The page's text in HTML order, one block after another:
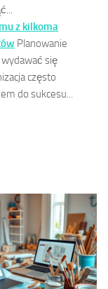
z kilkoma
Planowanie
się
często
do sukcesu...